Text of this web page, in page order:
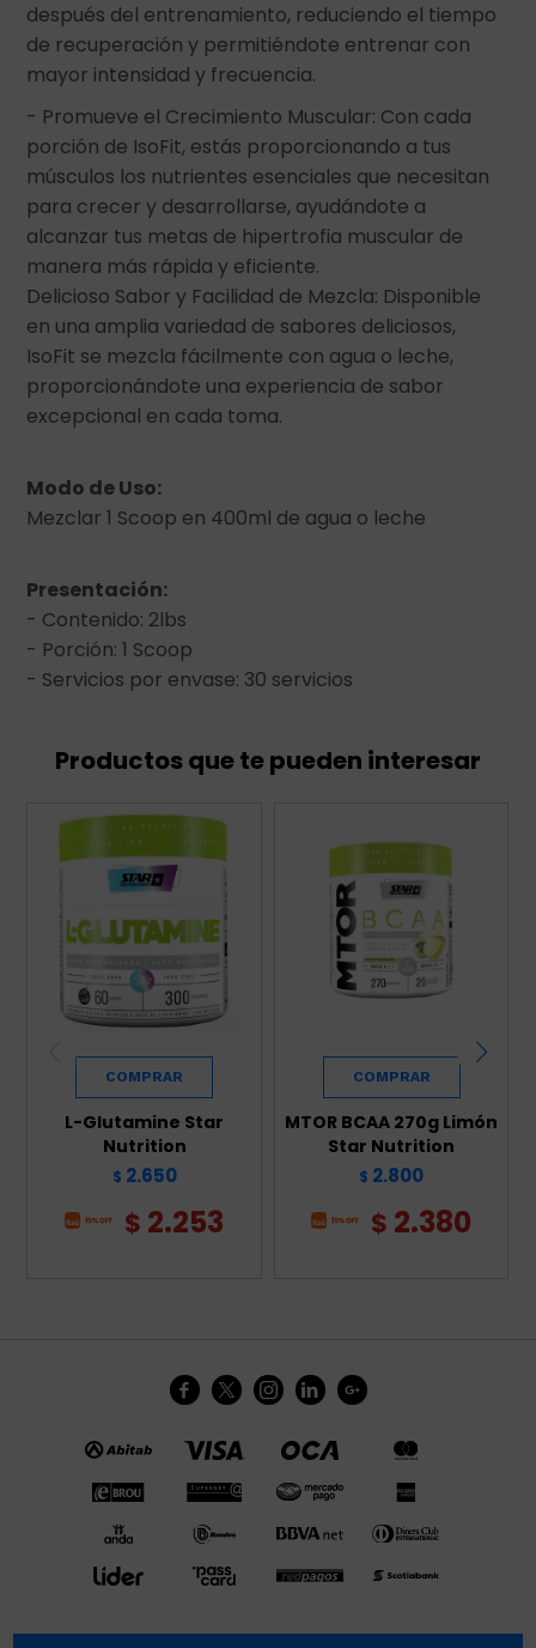
después del entrenamiento, reduciendo el tiempo
de recuperación y permitiéndote entrenar con
mayor intensidad y frecuencia.
- Promueve el Crecimiento Muscular: Con cada
porción de IsoFit, estás proporcionando a tus
músculos los nutrientes esenciales que necesitan
para crecer y desarrollarse, ayudándote a
alcanzar tus metas de hipertrofia muscular de
manera más rápida y eficiente.
Delicioso Sabor y Facilidad de Mezcla: Disponible
en una amplia variedad de sabores deliciosos,
IsoFit se mezcla fácilmente con agua o leche,
proporcionándote una experiencia de sabor
excepcional en cada toma.
Modo de Uso:
Mezclar 1 Scoop en 400ml de agua o leche
Presentación:
- Contenido: 2lbs
- Porción: 1 Scoop
- Servicios por envase: 30 servicios
Productos que te pueden interesar
L-Glutamine Star
Nutrition
$ 2.650
$ 2.253
MTOR BCAA 270g Limón
Star Nutrition
$ 2.800
$ 2.380
    